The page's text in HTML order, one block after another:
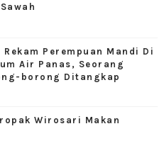
Perempuan Mandi Di
Air Panas, Seorang
borong Ditangkap
Wirosari Makan